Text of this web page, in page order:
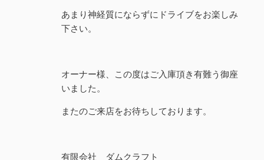
あまり神経質にならずにドライブをお楽しみ
下さい。
オーナー様、この度はご入庫頂き有難う御座
いました。
またのご来店をお待ちしております。
有限会社 ダムクラフト